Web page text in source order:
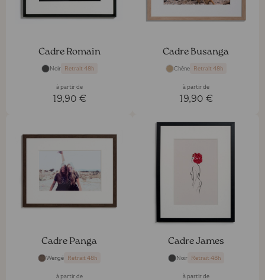
Cadre Romain
Noir Retrait 48h
à partir de
19,90 €
Cadre Busanga
Chêne Retrait 48h
à partir de
19,90 €
Cadre Panga
Wengé Retrait 48h
à partir de
Cadre James
Noir Retrait 48h
à partir de